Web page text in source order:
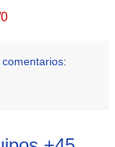
comentarios: